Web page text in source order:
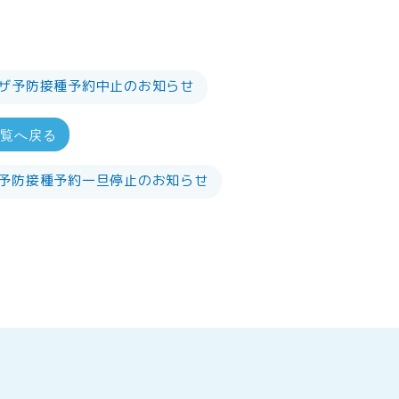
予防接種予約中止のお知らせ
へ戻る
防接種予約一旦停止のお知らせ